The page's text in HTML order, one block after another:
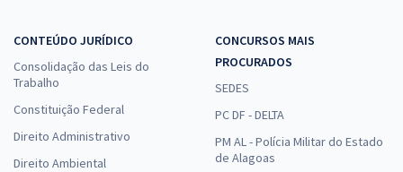
CONTEÚDO JURÍDICO
Consolidação das Leis do
Trabalho
Constituição Federal
Direito Administrativo
Direito Ambiental
CONCURSOS MAIS
PROCURADOS
SEDES
PC DF - DELTA
PM AL - Polícia Militar do Estado
de Alagoas